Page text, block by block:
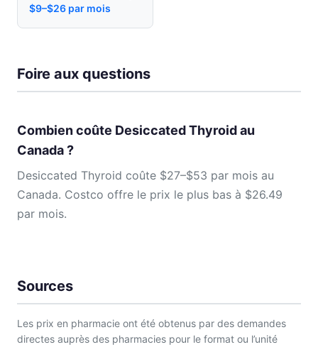
$9–$26 par mois
Foire aux questions
Combien coûte Desiccated Thyroid au
Canada ?
Desiccated Thyroid coûte $27–$53 par mois au
Canada. Costco offre le prix le plus bas à $26.49
par mois.
Sources
Les prix en pharmacie ont été obtenus par des demandes
directes auprès des pharmacies pour le format ou l’unité